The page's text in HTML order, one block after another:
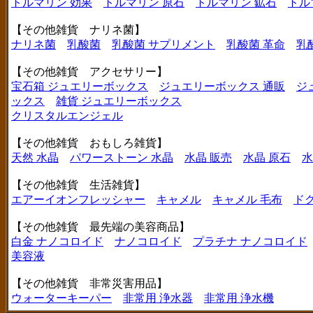
トルマリン 効果 トルマリン 原石 トルマリン 鉱石 ト
【その他雑貨 ナリネ菌】
ナリネ菌
乳酸菌 乳酸菌 サプリメント 乳酸菌 革命 乳
【その他雑貨 アクセサリー】
宝石箱 ジュエリーボックス
ジュエリーボックス 通販
ジ
ックス
雑貨 ジュエリーボックス
クリスタルエンジェル
【その他雑貨 おもしろ雑貨】
天然 水晶
パワーストーン 水晶 水晶 販売 水晶 原石
【その他雑貨 生活雑貨】
エアーイオンフレッシャー
キャメル キャメル 毛布 ド
【その他雑貨 最先端の美容商品】
白金 ナノコロイド
ナノコロイド
プラチナ ナノコロイド
美容液
【その他雑貨 非常災害用品】
ウォーターキーパー
非常用 浄水器 非常用 浄水機